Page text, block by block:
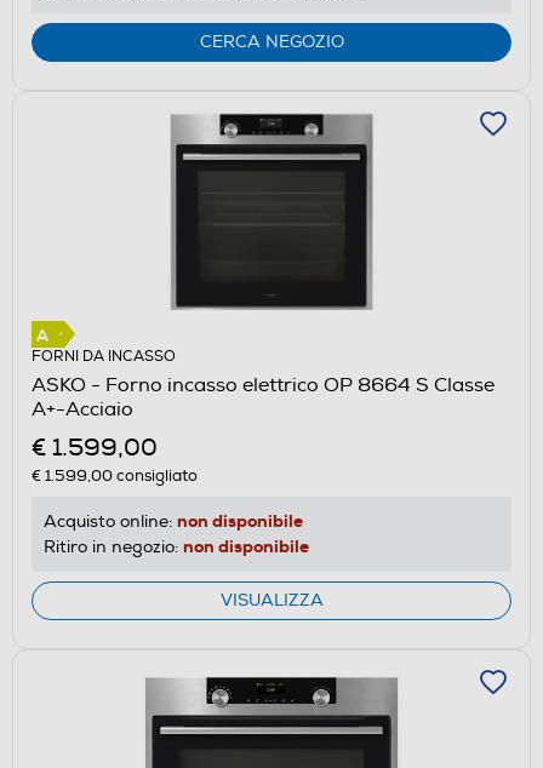
CERCA NEGOZIO
FORNI DA INCASSO
ASKO - Forno incasso elettrico OP 8664 S Classe
A+-Acciaio
€ 1.599,00
€ 1.599,00consigliato
Acquisto online: non disponibile
Ritiro in negozio: non disponibile
VISUALIZZA